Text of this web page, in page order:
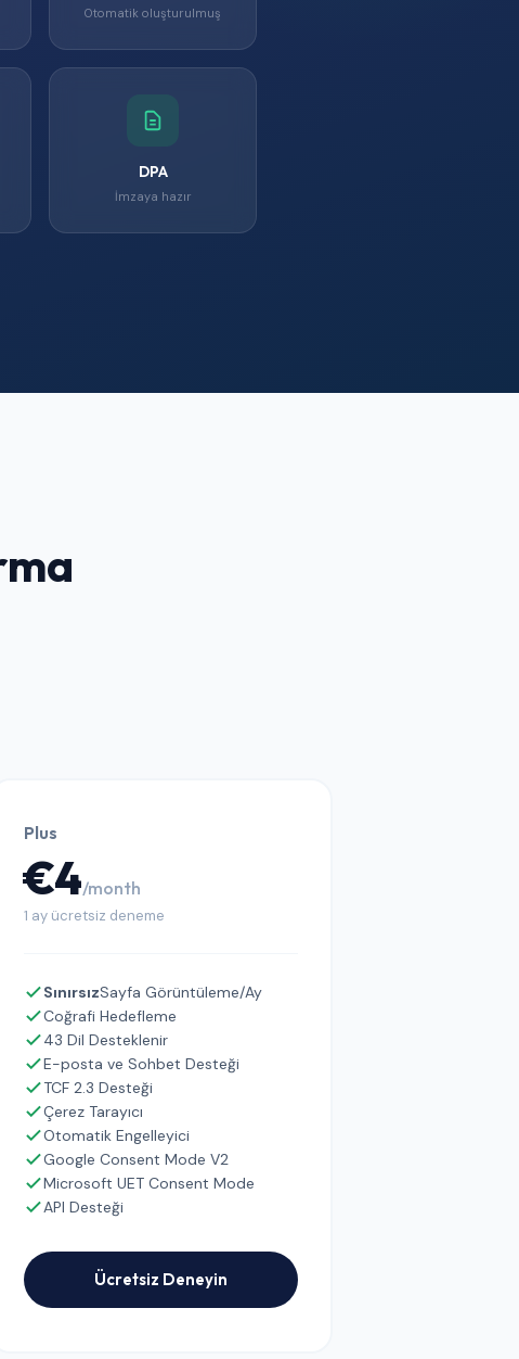
Otomatik oluşturulmuş
DPA
İmzaya hazır
Plus
€4/month
1 ay ücretsiz deneme
SınırsızSayfa Görüntüleme/Ay
Coğrafi Hedefleme
43 Dil Desteklenir
E-posta ve Sohbet Desteği
TCF 2.3 Desteği
Çerez Tarayıcı
Otomatik Engelleyici
Google Consent Mode V2
Microsoft UET Consent Mode
API Desteği
Ücretsiz Deneyin